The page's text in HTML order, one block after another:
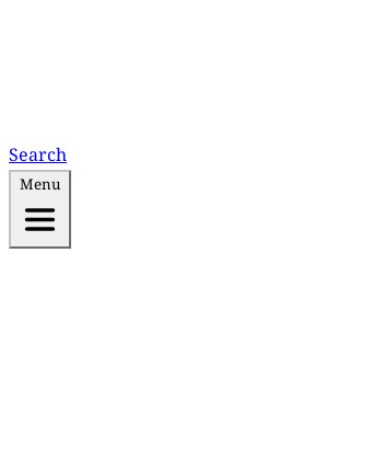
Search
Menu